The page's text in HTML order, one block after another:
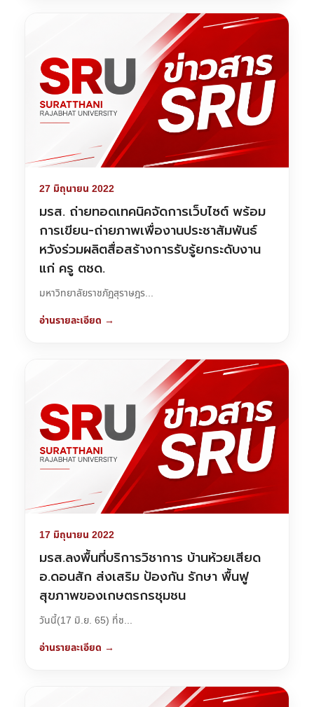
27 มิถุนายน 2022
มรส. ถ่ายทอดเทคนิคจัดการเว็บไซต์ พร้อม
การเขียน-ถ่ายภาพเพื่องานประชาสัมพันธ์
หวังร่วมผลิตสื่อสร้างการรับรู้ยกระดับงาน
แก่ ครู ตชด.
มหาวิทยาลัยราชภัฏสุราษฎร...
อ่านรายละเอียด →
17 มิถุนายน 2022
มรส.ลงพื้นที่บริการวิชาการ บ้านห้วยเสียด
อ.ดอนสัก ส่งเสริม ป้องกัน รักษา พื้นฟู
สุขภาพของเกษตรกรชุมชน
วันนี้(17 มิ.ย. 65) ที่ช...
อ่านรายละเอียด →